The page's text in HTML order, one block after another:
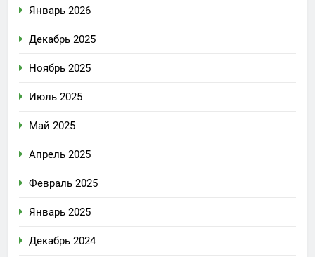
Январь 2026
Декабрь 2025
Ноябрь 2025
Июль 2025
Май 2025
Апрель 2025
Февраль 2025
Январь 2025
Декабрь 2024